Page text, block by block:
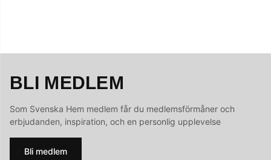
BLI MEDLEM
Som Svenska Hem medlem får du medlemsförmåner och
erbjudanden, inspiration, och en personlig upplevelse
Bli medlem